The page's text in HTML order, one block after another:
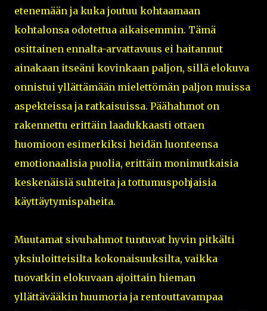
etenemään ja kuka joutuu kohtaamaan
kohtalonsa odotettua aikaisemmin. Tämä
osittainen ennalta-arvattavuus ei haitannut
ainakaan itseäni kovinkaan paljon, sillä elokuva
onnistui yllättämään mielettömän paljon muissa
aspekteissa ja ratkaisuissa. Päähahmot on
rakennettu erittäin laadukkaasti ottaen
huomioon esimerkiksi heidän luonteensa
emotionaalisia puolia, erittäin monimutkaisia
keskenäisiä suhteita ja tottumuspohjaisia
käyttäytymispaheita.
Muutamat sivuhahmot tuntuvat hyvin pitkälti
yksiuloitteisilta kokonaisuuksilta, vaikka
tuovatkin elokuvaan ajoittain hieman
yllättävääkin huumoria ja rentouttavampaa